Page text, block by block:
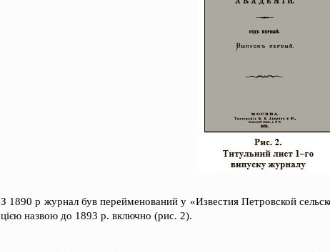
З 1890 р журнал був перейменований у «Известия Петровской
цією назвою до 1893 р. включно (рис. 2).